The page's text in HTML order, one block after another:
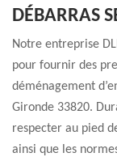
DÉBARRAS
Notre entreprise
pour fournir des
déménagement
Gironde 33820.
respecter au pied
ainsi que les